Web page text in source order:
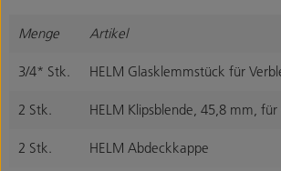
Menge Artikel
3/4* Stk. HELM Glasklemmstück für
2 Stk. HELM Klipsblende, 45,8 mm,
2 Stk. HELM Abdeckkappe